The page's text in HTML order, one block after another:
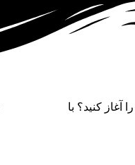
کنید؟ با